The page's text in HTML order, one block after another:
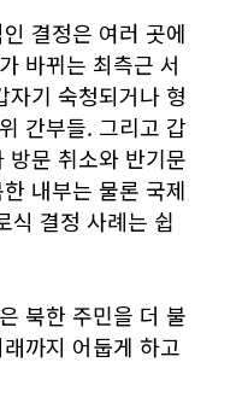
결정은 여러 곳에
바뀌는 최측근 서
자기 숙청되거나 형
간부들. 그리고 갑
방문 취소와 반기문
내부는 물론 국제
식 결정 사례는 쉽
북한 주민을 더 불
까지 어둡게 하고